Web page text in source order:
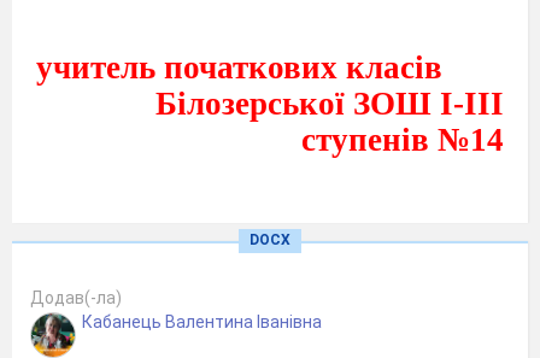
учитель початкових класів
Білозерської ЗОШ І-ІІІ
ступенів №14
В.І.
Кабанець
DOCX
Додав(-ла)
Кабанець Валентина Іванівна